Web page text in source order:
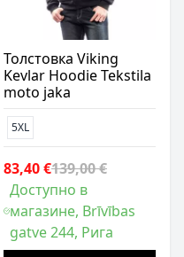
Толстовка Viking
Kevlar Hoodie Tekstila
moto jaka
5XL
83,40 €139,00 €
Доступно в
магазине, Brīvības
gatve 244, Рига